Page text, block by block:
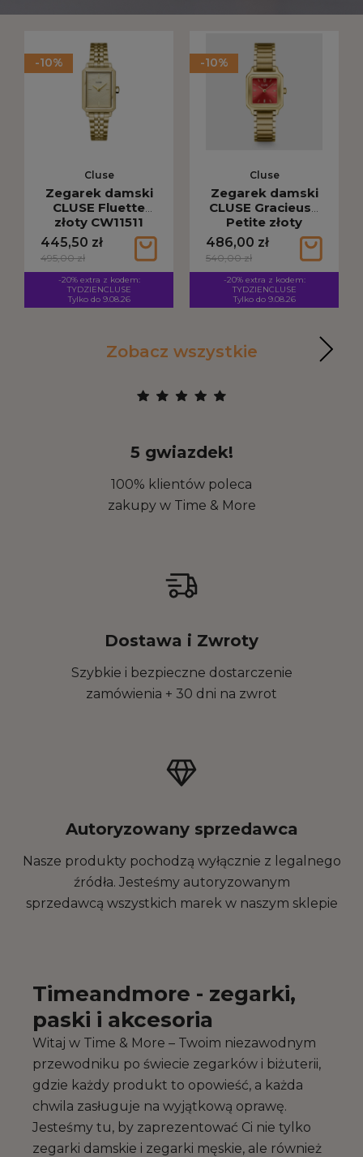
-10%
Cluse
Zegarek damski
CLUSE Fluette
złoty CW11511
495,00 zł
445,50 zł
-20% extra z kodem:
TYDZIENCLUSE
Tylko do 9.08.26
-10%
Cluse
Zegarek damski
CLUSE Gracieuse
Petite złoty
CW11827
540,00 zł
486,00 zł
-20% extra z kodem:
TYDZIENCLUSE
Tylko do 9.08.26
Zobacz wszystkie
5 gwiazdek!
100% klientów poleca
zakupy w Time & More
Dostawa i Zwroty
Szybkie i bezpieczne dostarczenie
zamówienia + 30 dni na zwrot
Autoryzowany sprzedawca
Nasze produkty pochodzą wyłącznie z legalnego
źródła. Jesteśmy autoryzowanym
sprzedawcą wszystkich marek w naszym sklepie
Timeandmore - zegarki,
paski i akcesoria
Witaj w Time & More – Twoim niezawodnym
przewodniku po świecie zegarków i biżuterii,
gdzie każdy produkt to opowieść, a każda
chwila zasługuje na wyjątkową oprawę.
Jesteśmy tu, by zaprezentować Ci nie tylko
zegarki damskie i zegarki męskie, ale również